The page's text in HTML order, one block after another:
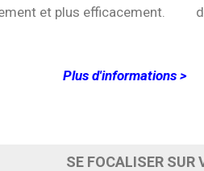
et plus efficacement.
Plus d'informations >
SE FOCALISER SUR